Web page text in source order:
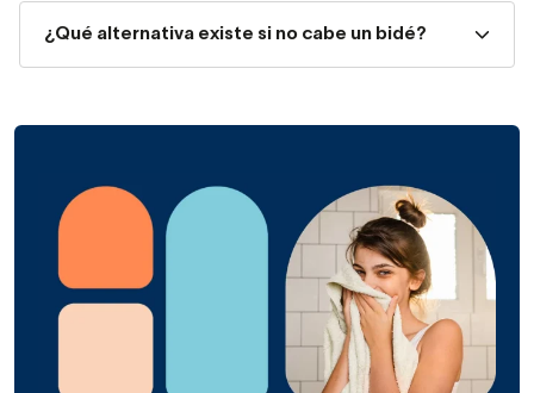
elegir entreempotrar el tanque en la pared o adquirir
uno con el tanque integrado. Para elegir uno, ten en
o de edad avanzada.
Los sanitarios inteligentes integran funciones avanzadas
para proporcionar una experiencia única y mejorar la
higiene personal. Entre las características más destacadas
¿Qué alternativa existe si no cabe un bidé?